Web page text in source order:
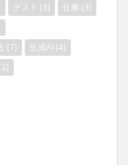
テスト (3) 仕事 (3)
(7) 生成AI (4)
(2)